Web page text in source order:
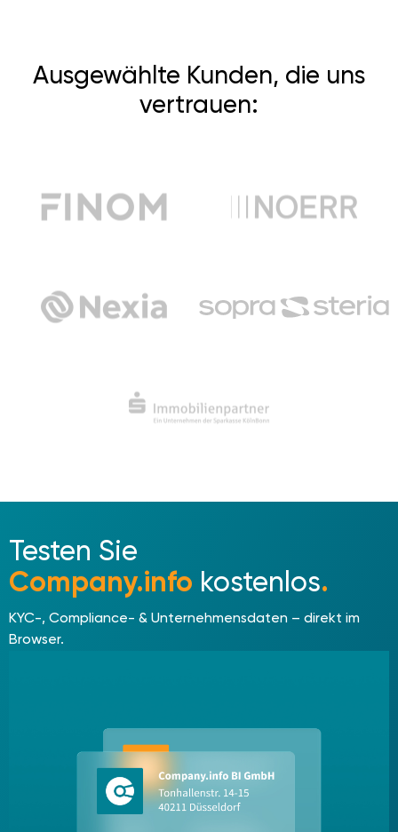
Ausgewählte Kunden, die uns
vertrauen:
Testen Sie
Company.info kostenlos.
KYC-, Compliance- & Unternehmensdaten – direkt im
Browser.